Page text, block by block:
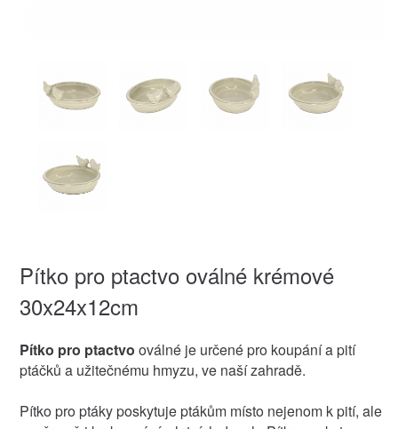
Pítko pro ptactvo oválné krémové
30x24x12cm
Pítko pro ptactvo oválné je určené pro koupání a pití
ptáčků a užitečnému hmyzu, ve naší zahradě.
Pítko pro ptáky poskytuje ptákům místo nejenom k pití, ale